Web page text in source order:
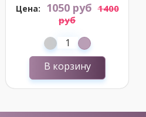
Цена:
1050 руб 1400
руб
В корзину